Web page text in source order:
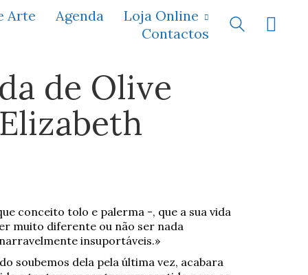
Arte Agenda
Loja Online
Contactos
de Olive
conceito tolo e palerma -, que a sua vida
muito diferente ou não ser nada
insuportáveis.»
soubemos dela pela última vez, acabara